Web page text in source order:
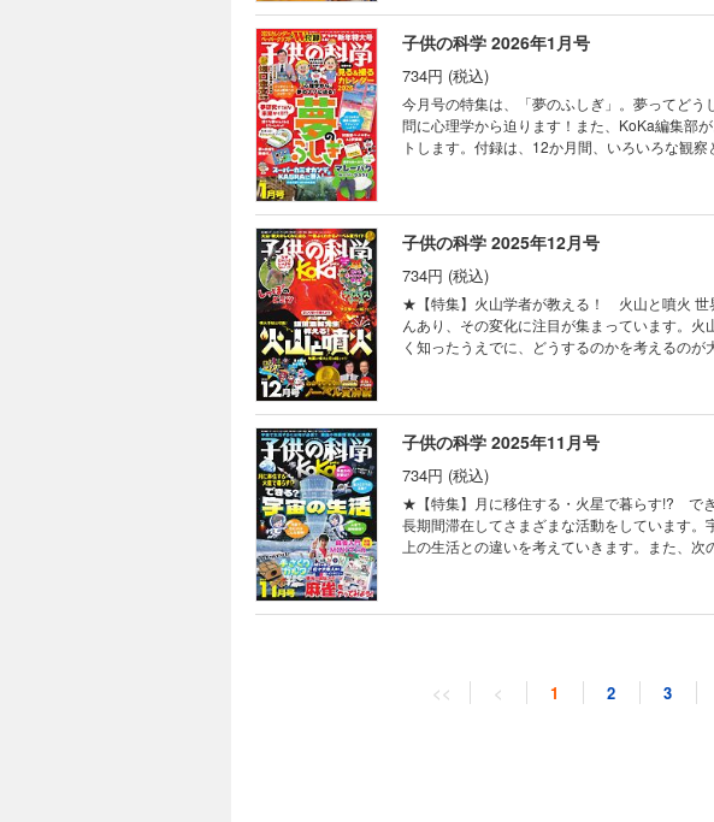
雪の結晶ってどんなもの？ 空からの手紙 雪
ト大会結果発表！ Nichigaku黒板アート甲子
をつくる 透明な太陽電池 おうちや教室ですぐ
て？ ビーカーくんがゆく ビーカーくん消火器
の動物 シマウマ 大学・高専・海外校合格者
南極通信 南極の海の魚たち ひとときの北極
真コンテスト こんなの撮れた！ ポケデン ニ
る！振り子時計式キツツキ君 わくわく理科授
ぶるクイズ まんが モージャ博士の縁側科学
ロジカル・ミステリー・ツアー 気象ミステ
よう 雪の結晶ポスター
子供の科学 2026年1月号
734円 (税込)
今月号の特集は、「夢のふしぎ」。夢ってど
問に心理学から迫ります！また、KoKa編集部
トします。付録は、12か月間、いろいろな観
ぐに忘れるのはなぜ？ 心理学から夢のナゾに
潜入したぞ！ 診断書をつくるお手伝い！ 医療
る！ トッポとチィのひまつぶし実験室 なぜ？
体感!? の巻 2025年ノーベル生理学・医学賞受
ん知って、もっと会いたくなる 動物園の動
ン シンキングタイマー 宇宙はドラマチック
供の科学見る＆撮るカレンダー2026（カレン
FUN！ すこぶるクイズ まんが モージャ博
ろば まんが ロジカル・ミステリー・ツアー
夢を食べてくれる!? マレーバクペーパークラ
撮るカレンダー2026
子供の科学 2025年12月号
734円 (税込)
★【特集】火山学者が教える！ 火山と噴火 世
んあり、その変化に注目が集まっています。
く知ったうえでに、どうするのかを考えるの
りやすく解説します。 また、物理学賞の受賞研究についても
知らない!? しっぽのヒミツ 多くの生き物には
われているのでしょうか？ また、人間にはし
れはなぜなのでしょうか？しっぽの不思議を解明します！ ★【とじ込み付録】KoKaのキャ
う！ KoKaクリスマスリース ペーパークラフト 目次 2025年ノーベル賞・日本人2名がダブル受賞！ コカ
火山学者が教える！ 火山と噴火 知ってるよ
新技術でAIが送電線を点検 ドローン自律飛行
の、サバイバルクッキング！ キミのひらめ
のか？ ベジフル新聞 ごはんはスゴイ！ 日
ャレンジ！ コドモノカガク製作所 おなじみ
子供の科学 2025年11月号
734円 (税込)
★【特集】月に移住する・火星で暮らす!? で
長期間滞在してさまざまな活動をしています
上の生活との違いを考えていきます。また、
供向けの大会も開催されています。精神力が
レ！ 月に移住する・火星で暮らす!? できる
ーくんがゆく ビーカーくん、木材ならでは
究中！ 世界の不思議な植物 フェネストラリ
者の写真コンテスト こんなの撮れた！ ポケ
いない 錯覚道 ガボールパッチと動いて見え
★【特集】身近だけど不思議な生き物 キノコ
だ 7万年・45m 世界一長い年縞を見に行こ
とです。世界一長い年縞が見つかった福井県
ついて教えてくれるだけでなく、これからの
<< < 1 2 3